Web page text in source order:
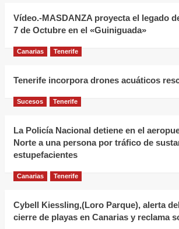
Vídeo.-MASDANZA proyecta el legado
7 de Octubre en el «Guiniguada»
Canarias Tenerife
Tenerife incorpora drones acuáticos
Sucesos Tenerife
La Policía Nacional detiene en el
Norte a una persona por tráfico de
estupefacientes
Canarias Tenerife
Cybell Kiessling,(Loro Parque), alerta
cierre de playas en Canarias y reclama